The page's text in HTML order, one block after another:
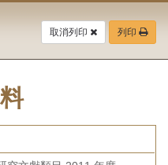
取消列印 列印